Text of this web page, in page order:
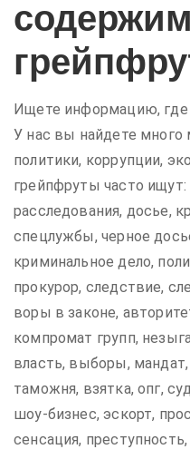
Ищете информацию, где
У нас вы найдете много
политики, коррупции,
грейпфруты часто
расследования, досье,
спецлужбы, черное
криминальное дело,
прокурор, следствие,
воры в законе,
компромат групп,
власть, выборы, мандат,
таможня, взятка, опг,
шоу-бизнес, эскорт,
сенсация,